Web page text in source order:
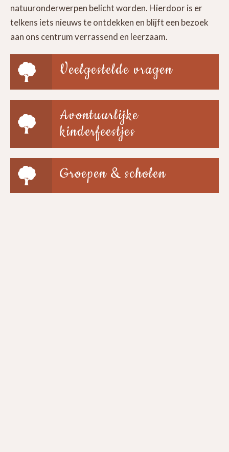
natuuronderwerpen belicht worden. Hierdoor is er
telkens iets nieuws te ontdekken en blijft een bezoek
aan ons centrum verrassend en leerzaam.
Veelgestelde vragen
Avontuurlijke
kinderfeestjes
Groepen & scholen